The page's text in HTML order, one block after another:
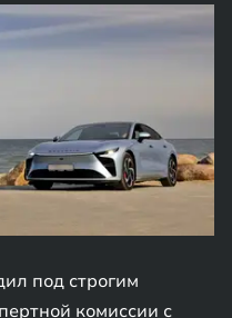
под строгим
комиссии с